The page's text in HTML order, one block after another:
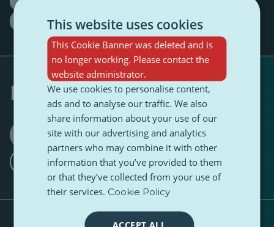
Natália Babicová
Youth
Napísal
Lucia Kučerová
0 Nasledovník 1 Nasledovník
Sledujte
This website uses cookies
This Cookie Banner was deleted and is
no longer working. Please contact the
website administrator.
We use cookies to personalise content,
ads and to analyse our traffic. We also
share information about your use of our
site with our advertising and analytics
partners who may combine it with other
information that you’ve provided to them
or that they’ve collected from your use of
their services. Cookie Policy
ACCEPT ALL